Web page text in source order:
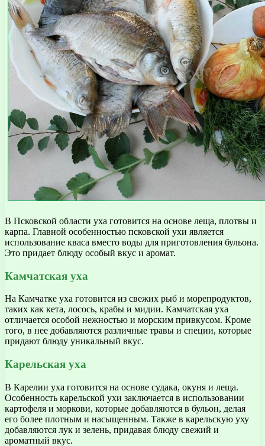
В Псковской области уха готовится на основе леща, плотвы и
карпа. Главной особенностью псковской ухи является
использование кваса вместо воды для приготовления бульона.
Это придает блюду особый вкус и аромат.
Камчатская уха
На Камчатке уха готовится из свежих рыб и морепродуктов,
таких как кета, лосось, крабы и мидии. Камчатская уха
отличается особой нежностью и морским привкусом. Кроме
того, в нее добавляются различные травы и специи, которые
придают блюду уникальный вкус.
Карельская уха
В Карелии уха готовится на основе судака, окуня и леща.
Особенность карельской ухи заключается в использовании
картофеля и моркови, которые добавляются в бульон, делая
его более плотным и насыщенным. Также в карельскую уху
добавляются лук и зелень, придавая блюду свежий и
ароматный вкус.